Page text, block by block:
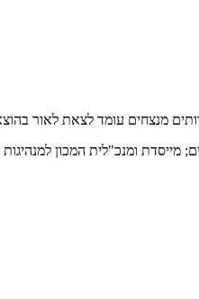
מנצחים עומד לצאת לאור
מייסדת ומנכ"לית המכון